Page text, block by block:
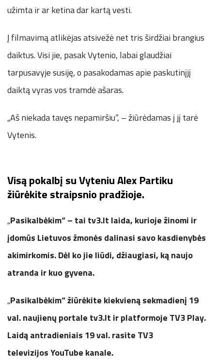
užimta ir ar ketina dar kartą vesti.
Į filmavimą atlikėjas atsivežė net tris širdžiai brangius
daiktus. Visi jie, pasak Vytenio, labai glaudžiai
tarpusavyje susiję, o pasakodamas apie paskutinįjį
daiktą vyras vos tramdė ašaras.
„Aš niekada tavęs nepamiršiu“, – žiūrėdamas į jį tarė
Vytenis.
Visą pokalbį su Vyteniu Alex Partiku
žiūrėkite straipsnio pradžioje.
„Pasikalbėkim“ – tai tv3.lt laida, kurioje žinomi ir
įdomūs Lietuvos žmonės dalinasi savo kasdienybės
akimirkomis. Dėl ko jie liūdi, džiaugiasi, ką naujo
atranda ir kuo gyvena.
„Pasikalbėkim“ žiūrėkite kiekvieną sekmadienį 19
val. naujienų portale tv3.lt ir platformoje TV3 Play.
Laidą antradieniais 19 val. rasite TV3
televizijos YouTube kanale.